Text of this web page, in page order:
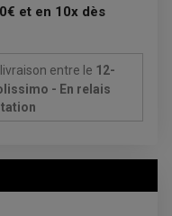
et en 10x dès
entre le 12-
- En relais